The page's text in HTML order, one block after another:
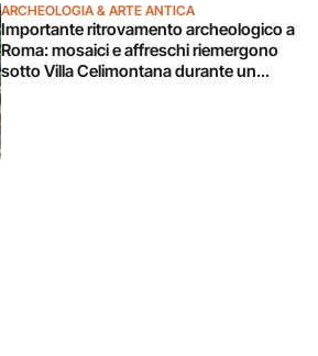
ARCHEOLOGIA & ARTE ANTICA
Importante ritrovamento archeologico a
Roma: mosaici e affreschi riemergono
sotto Villa Celimontana durante un